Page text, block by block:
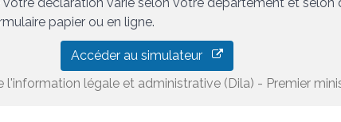
papier ou en ligne.
Accéder au simulateur
l'information légale et administrative (Dila) - Premier